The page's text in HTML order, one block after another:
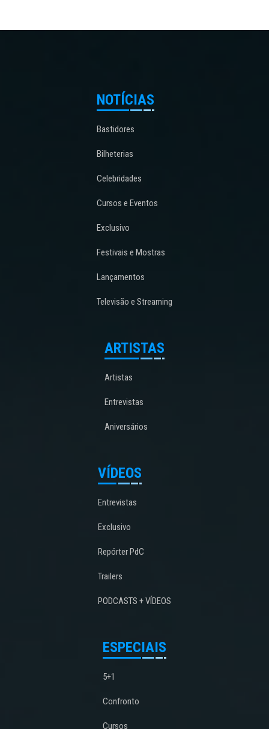
NOTÍCIAS
Bastidores
Bilheterias
Celebridades
Cursos e Eventos
Exclusivo
Festivais e Mostras
Lançamentos
Televisão e Streaming
ARTISTAS
Artistas
Entrevistas
Aniversários
VÍDEOS
Entrevistas
Exclusivo
Repórter PdC
Trailers
PODCASTS + VÍDEOS
ESPECIAIS
5+1
Confronto
Cursos